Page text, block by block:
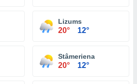
Lizums
20° 12°
Stâmeriena
20° 12°